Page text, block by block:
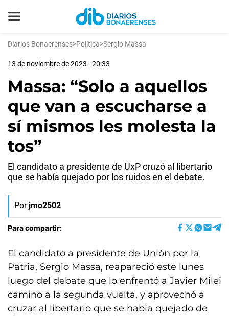
Diarios Bonaerenses>Política>Sergio Massa
13 de noviembre de 2023 - 20:33
Massa: “Solo a aquellos
que van a escucharse a
sí mismos les molesta la
tos”
El candidato a presidente de UxP cruzó al libertario
que se había quejado por los ruidos en el debate.
Por jmo2502
Para compartir:
El candidato a presidente de Unión por la
Patria, Sergio Massa, reapareció este lunes
luego del debate que lo enfrentó a Javier Milei
camino a la segunda vuelta, y aprovechó a
cruzar al libertario que se había quejado de